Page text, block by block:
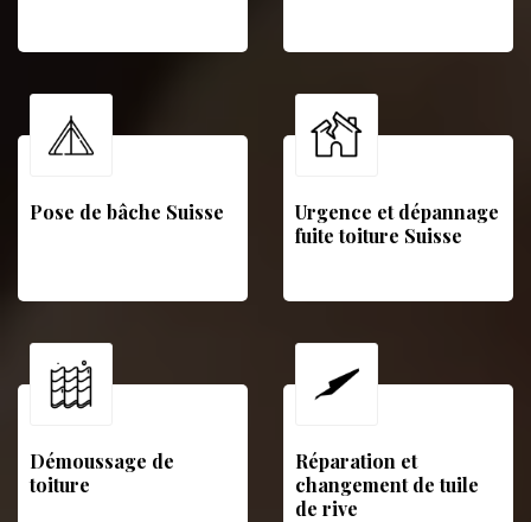
Pose de bâche Suisse
Urgence et dépannage
fuite toiture Suisse
Démoussage de
toiture
Réparation et
changement de tuile
de rive